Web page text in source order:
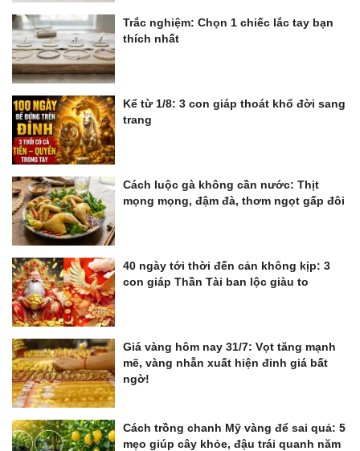
Trắc nghiệm: Chọn 1 chiếc lắc tay bạn
thích nhất
Kể từ 1/8: 3 con giáp thoát khổ đời sang
trang
Cách luộc gà không cần nước: Thịt
mọng mọng, đậm đà, thơm ngọt gấp đôi
40 ngày tới thời đến cản không kịp: 3
con giáp Thần Tài ban lộc giàu to
Giá vàng hôm nay 31/7: Vọt tăng mạnh
mẽ, vàng nhẫn xuất hiện đỉnh giá bất
ngờ!
Cách trồng chanh Mỹ vàng để sai quả: 5
mẹo giúp cây khỏe, đậu trái quanh năm